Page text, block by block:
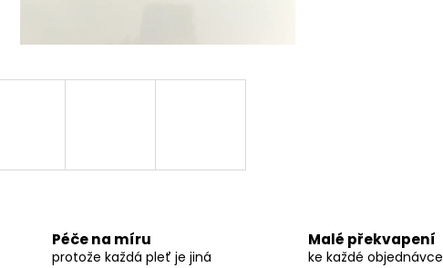
Péče na míru
protože každá pleť je jiná
Malé překvapení
ke každé objednávce